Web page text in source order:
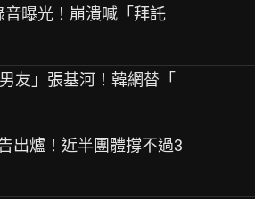
音曝光！崩潰喊「拜託
友」張基河！韓網替「
出爐！近半團體撐不過3